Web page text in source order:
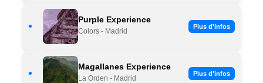
•
Purple Experience
Colors - Madrid
Plus d'infos
•
Magallanes Experience
La Orden - Madrid
Plus d'infos